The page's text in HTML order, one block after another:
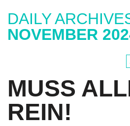
DAILY
NOVEMBER
MUSS
REIN!